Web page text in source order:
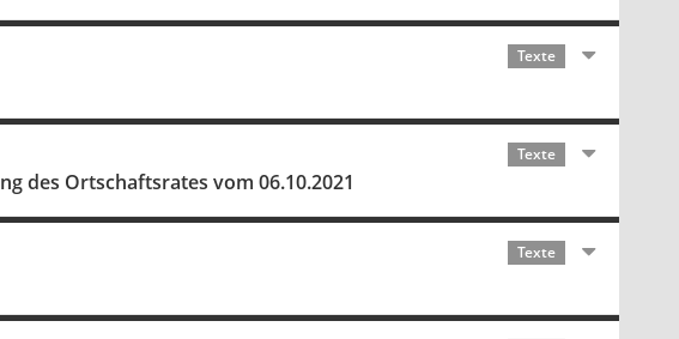
Texte
Texte
des Ortschaftsrates vom 06.10.2021
Texte